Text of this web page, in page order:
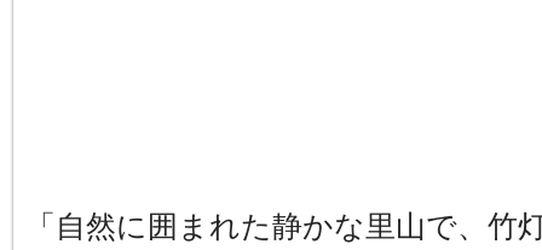
「自然に囲まれた静かな里山で、竹